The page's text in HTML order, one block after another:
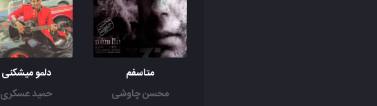
متاسفم
محسن چاوشی
دلمو میشکنی
حمید عسکری